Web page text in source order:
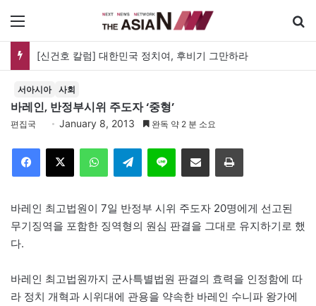
[신건호 칼럼] 대한민국 정치여, 후비기 그만하라
서아시아 사회
바레인, 반정부시위 주도자 ‘중형’
편집국 January 8, 2013 완독 약 2 분 소요
Telegram 이메일
바레인 최고법원이 7일 반정부 시위 주도자 20명에게 선고된
무기징역을 포함한 징역형의 원심 판결을 그대로 유지하기로 했
다.
바레인 최고법원까지 군사특별법원 판결의 효력을 인정함에 따
라 정치 개혁과 시위대에 관용을 약속한 바레인 수니파 왕가에